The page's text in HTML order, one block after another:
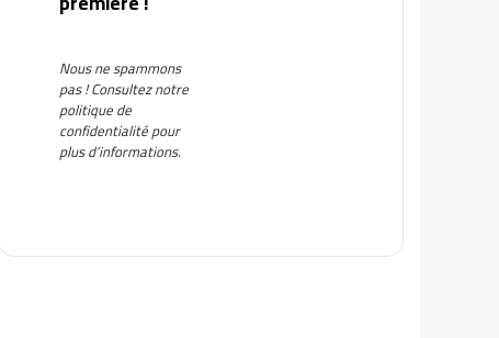
Nous ne spammons
pas ! Consultez notre
politique de
confidentialitépour
plus d’informations.